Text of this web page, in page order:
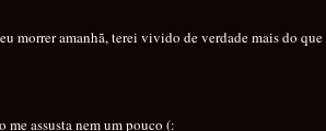
morrer amanhã, terei vivido de verdade mais do
me assusta nem um pouco (: